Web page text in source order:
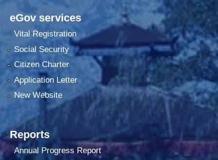
eGov services
Vital Registration
Social Security
Citizen Charter
Application Letter
New Website
Reports
Annual Progress Report